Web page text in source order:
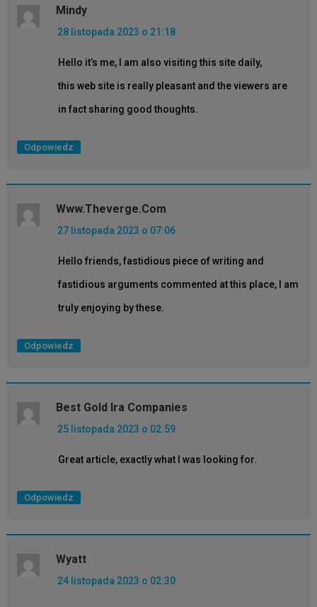
Mindy
28 listopada 2023 o 21:18
Hello it’s me, I am also visiting this site daily,
this web site is really pleasant and the viewers are
in fact sharing good thoughts.
Odpowiedz
Www.theverge.com
27 listopada 2023 o 07:06
Hello friends, fastidious piece of writing and
fastidious arguments commented at this place, I am
truly enjoying by these.
Odpowiedz
Best Gold Ira Companies
25 listopada 2023 o 02:59
Great article, exactly what I was looking for.
Odpowiedz
Wyatt
24 listopada 2023 o 02:30